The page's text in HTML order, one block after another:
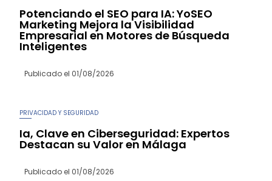
Potenciando el SEO para IA: YoSEO
Marketing Mejora la Visibilidad
Empresarial en Motores de Búsqueda
Inteligentes
Publicado el 01/08/2026
PRIVACIDAD Y SEGURIDAD
Ia, Clave en Ciberseguridad: Expertos
Destacan su Valor en Málaga
Publicado el 01/08/2026